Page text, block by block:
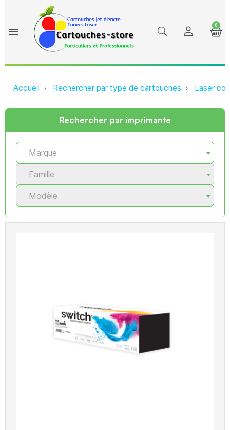
menu
0
Accueil Rechercher par type de cartouches Laser
Rechercher par imprimante
Marque
Famille
Modèle